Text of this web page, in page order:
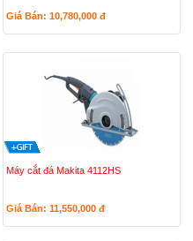
Giá Bán: 10,780,000 đ
Máy cắt đá Makita 4112HS
Giá Bán: 11,550,000 đ